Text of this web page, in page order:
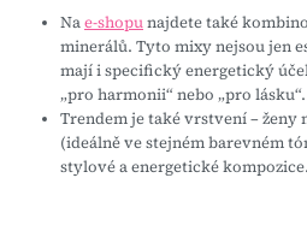
Nae-shopunajdete také
minerálů. Tyto mixy nejsou jen
mají i specifický energetický
„pro harmonii“ nebo „pro lásku“.
Trendem je také vrstvení – ženy
(ideálně ve stejném barevném
stylové a energetické kompozice.